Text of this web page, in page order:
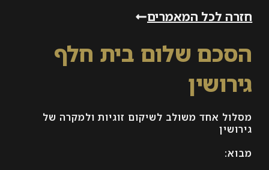
לכל המאמרים
שלום בית חלף
אחד משולב לשיקום זוגיות ולמקרה של